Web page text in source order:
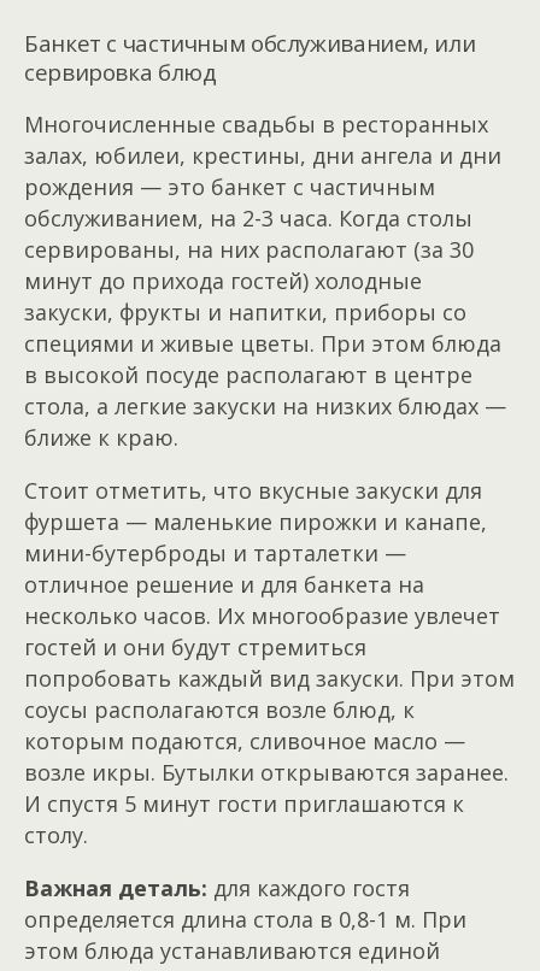
Банкет с частичным обслуживанием, или
сервировка блюд
Многочисленные свадьбы в ресторанных
залах, юбилеи, крестины, дни ангела и дни
рождения — это банкет с частичным
обслуживанием, на 2-3 часа. Когда столы
сервированы, на них располагают (за 30
минут до прихода гостей) холодные
закуски, фрукты и напитки, приборы со
специями и живые цветы. При этом блюда
в высокой посуде располагают в центре
стола, а легкие закуски на низких блюдах —
ближе к краю.
Стоит отметить, что вкусные закуски для
фуршета — маленькие пирожки и канапе,
мини-бутерброды и тарталетки —
отличное решение и для банкета на
несколько часов. Их многообразие увлечет
гостей и они будут стремиться
попробовать каждый вид закуски. При этом
соусы располагаются возле блюд, к
которым подаются, сливочное масло —
возле икры. Бутылки открываются заранее.
И спустя 5 минут гости приглашаются к
столу.
Важная деталь: для каждого гостя
определяется длина стола в 0,8-1 м. При
этом блюда устанавливаются единой